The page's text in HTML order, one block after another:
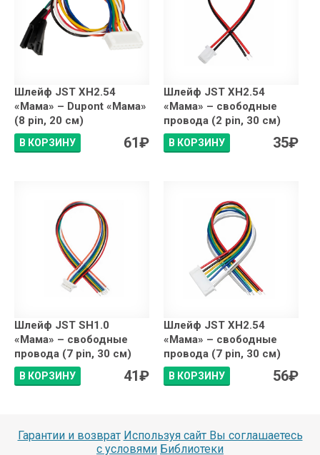
Шлейф JST XH2.54
«Мама» – Dupont «Мама»
(8 pin, 20 см)
В КОРЗИНУ 61₽
Шлейф JST XH2.54
«Мама» – свободные
провода (2 pin, 30 см)
В КОРЗИНУ 35₽
Шлейф JST SH1.0
«Мама» – свободные
провода (7 pin, 30 см)
В КОРЗИНУ 41₽
Шлейф JST XH2.54
«Мама» – свободные
провода (7 pin, 30 см)
В КОРЗИНУ 56₽
Гарантии и возврат Используя сайт Вы соглашаетесь
с условями Библиотеки